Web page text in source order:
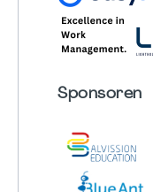
Sponsoren